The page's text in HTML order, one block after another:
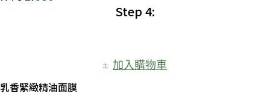
Step 4:
加入購物車
乳香緊緻精油面膜